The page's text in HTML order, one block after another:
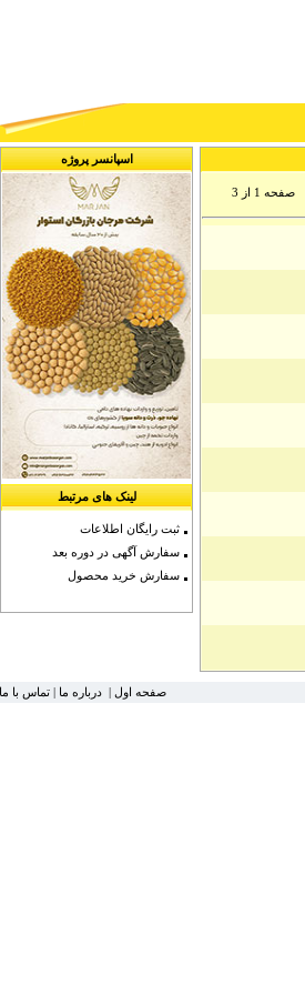
اسپانسر پروژه
لینک های مرتبط
ثبت رایگان اطلاعات
سفارش آگهی در دوره بعد
سفارش خرید محصول
صفحه 1 از 3
صفحه اول درباره ما تماس با ما